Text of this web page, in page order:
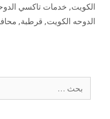
الكويت, خدمات تاكسي
الدوحه الكويت, قرطبة,